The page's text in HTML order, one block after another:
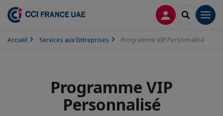
CONNEXION
Accueil Services aux Entreprises Programme VIP Personnalisé
Programme VIP
Personnalisé